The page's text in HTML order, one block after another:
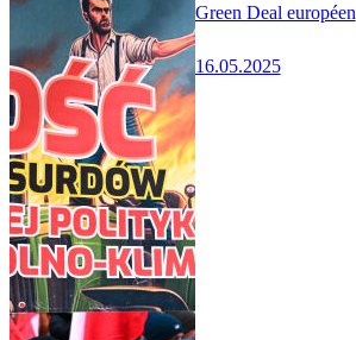
Green Deal européen
16.05.2025